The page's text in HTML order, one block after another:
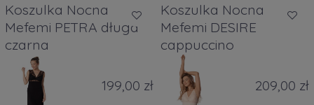
Koszulka Nocna
Mefemi PETRA długa
czarna
199,00 zł
Koszulka Nocna
Mefemi DESIRE
cappuccino
209,00 zł